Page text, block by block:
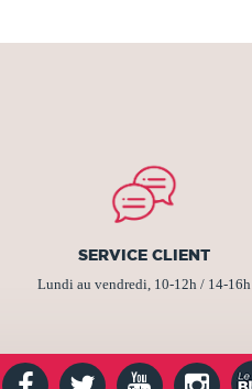
SERVICE CLIENT
Lundi au vendredi, 10-12h / 14-16h